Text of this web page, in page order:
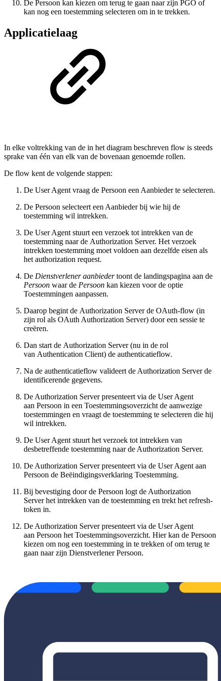
De Persoon kan kiezen om terug te gaan naar zijn PGO of
kan nog een toestemming selecteren om in te trekken.
Applicatielaag
In elke voltrekking van de in het diagram beschreven flow is steeds
sprake van één van elk van de bovenaan genoemde rollen.
De flow kent de volgende stappen:
De User Agent vraag de Persoon een Aanbieder te selecteren.
De Persoon selecteert een Aanbieder bij wie hij de
toestemming wil intrekken.
De User Agent stuurt een verzoek tot intrekken van de
toestemming naar de Authorization Server. Het verzoek
intrekken toestemming moet voldoen aan dezelfde eisen als
het authorization request.
De Dienstverlener aanbiedertoont de landingspagina aan de
Persoon waar de Persoon kan kiezen voor de optie
Toestemmingen aanpassen.
Daarop begint de Authorization Server de OAuth-flow (in
zijn rol als OAuth Authorization Server) door een sessie te
creëren.
Dan start de Authorization Server (nu in de rol
van Authentication Client) de authenticatieflow.
Na de authenticatieflow valideert de Authorization Server de
identificerende gegevens.
De Authorization Server presenteert via de User Agent
aan Persoon in een Toestemmingsoverzicht de aanwezige
toestemmingen en vraagt de toestemming te selecteren die hij
wil intrekken.
De User Agent stuurt het verzoek tot intrekken van
desbetreffende toestemming naar de Authorization Server.
De Authorization Server presenteert via de User Agent aan
Persoon de Beëindigingsverklaring Toestemming.
Bij bevestiging door de Persoon logt de Authorization
Server het intrekken van de toestemming en trekt het refresh-
token in.
De Authorization Server presenteert via de User Agent
aan Persoon het Toestemmingsoverzicht. Hier kan de Persoon
kiezen om nog een toestemming in te trekken of om terug te
gaan naar zijn Dienstverlener Persoon.